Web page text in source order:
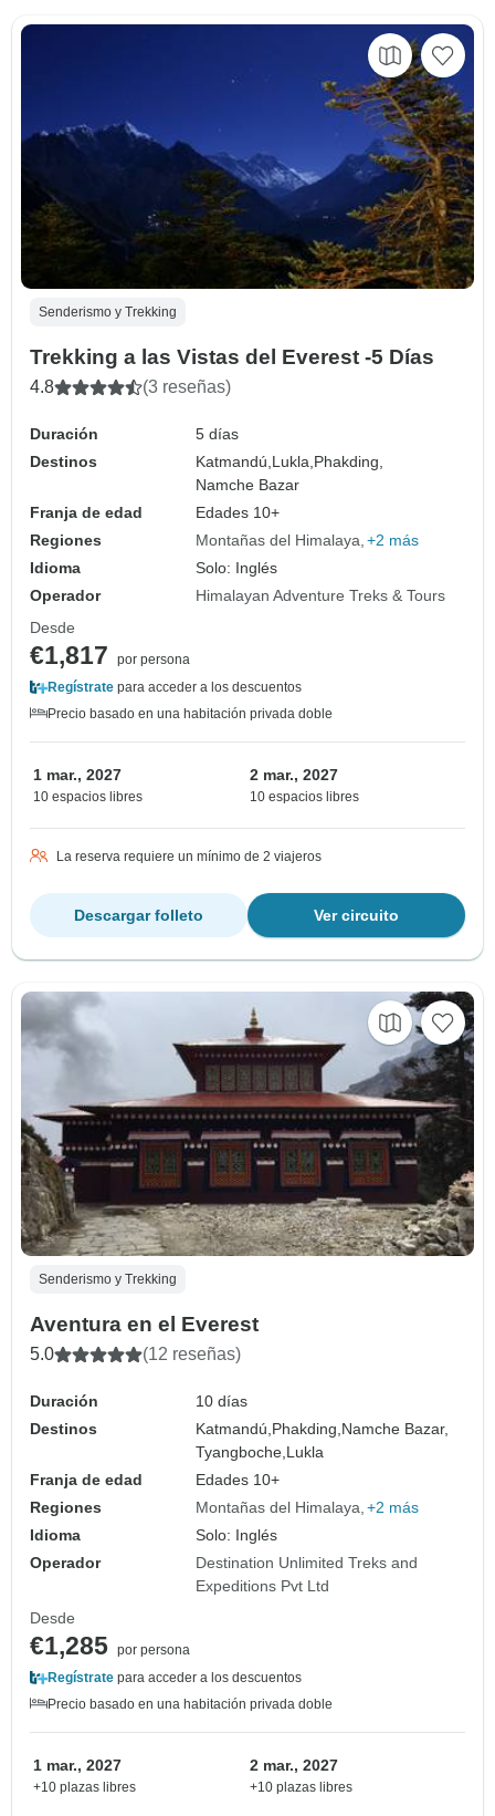
Senderismo y Trekking
Trekking a las Vistas del Everest -5 Días
4.8 (3 reseñas)
Duración
5 días
Destinos
Katmandú, Lukla, Phakding,
Namche Bazar
Franja de edad
Edades 10+
Regiones
Montañas del Himalaya +2 más
Idioma
Solo: Inglés
Operador
Himalayan Adventure Treks & Tours
Desde
€1,817
por persona
Regístrate para acceder a los descuentos
Precio basado en una habitación privada doble
1 mar., 2027
10 espacios libres
2 mar., 2027
10 espacios libres
La reserva requiere un mínimo de 2 viajeros
Ver circuito
Descargar folleto
Senderismo y Trekking
Aventura en el Everest
5.0 (12 reseñas)
Duración
10 días
Destinos
Katmandú, Phakding, Namche Bazar,
Tyangboche, Lukla
Franja de edad
Edades 10+
Regiones
Montañas del Himalaya +2 más
Idioma
Solo: Inglés
Operador
Destination Unlimited Treks and
Expeditions Pvt Ltd
Desde
€1,285 por persona
Regístrate para acceder a los descuentos
Precio basado en una habitación privada doble
1 mar., 2027
+10 plazas libres
2 mar., 2027
+10 plazas libres